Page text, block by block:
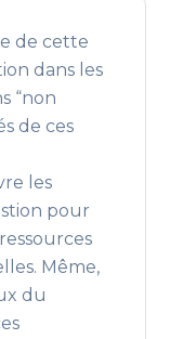
de cette
dans les
“non
de ces
les
pour
Même,
du